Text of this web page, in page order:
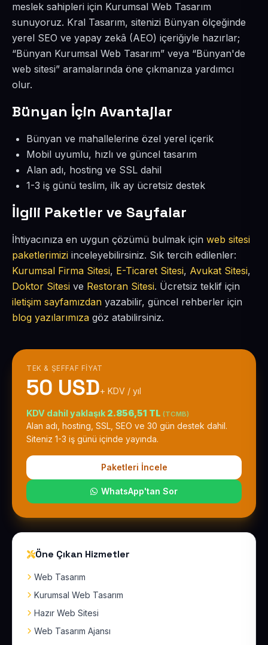
meslek sahipleri için Kurumsal Web Tasarım
sunuyoruz. Kral Tasarım, sitenizi Bünyan ölçeğinde
yerel SEO ve yapay zekâ (AEO) içeriğiyle hazırlar;
“Bünyan Kurumsal Web Tasarım” veya “Bünyan'de
web sitesi” aramalarında öne çıkmanıza yardımcı
olur.
Bünyan İçin Avantajlar
Bünyan ve mahallelerine özel yerel içerik
Mobil uyumlu, hızlı ve güncel tasarım
Alan adı, hosting ve SSL dahil
1-3 iş günü teslim, ilk ay ücretsiz destek
İlgili Paketler ve Sayfalar
İhtiyacınıza en uygun çözümü bulmak için web sitesi
paketlerimizi inceleyebilirsiniz. Sık tercih edilenler:
Kurumsal Firma Sitesi, E-Ticaret Sitesi, Avukat Sitesi,
Doktor Sitesi ve Restoran Sitesi. Ücretsiz teklif için
iletişim sayfamızdan yazabilir, güncel rehberler için
blog yazılarımıza göz atabilirsiniz.
TEK & ŞEFFAF FIYAT
50 USD+ KDV / yıl
KDV dahil yaklaşık 2.856,51 TL (TCMB)
Alan adı, hosting, SSL, SEO ve 30 gün destek dahil.
Siteniz 1-3 iş günü içinde yayında.
Paketleri İncele
WhatsApp'tan Sor
Öne Çıkan Hizmetler
Web Tasarım
Kurumsal Web Tasarım
Hazır Web Sitesi
Web Tasarım Ajansı